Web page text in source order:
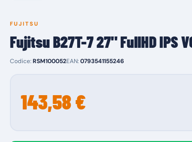
FUJITSU
Fujitsu B27T-7 27" FullHD IPS
Codice:RSM100052EAN:0793541155246
143,58 €